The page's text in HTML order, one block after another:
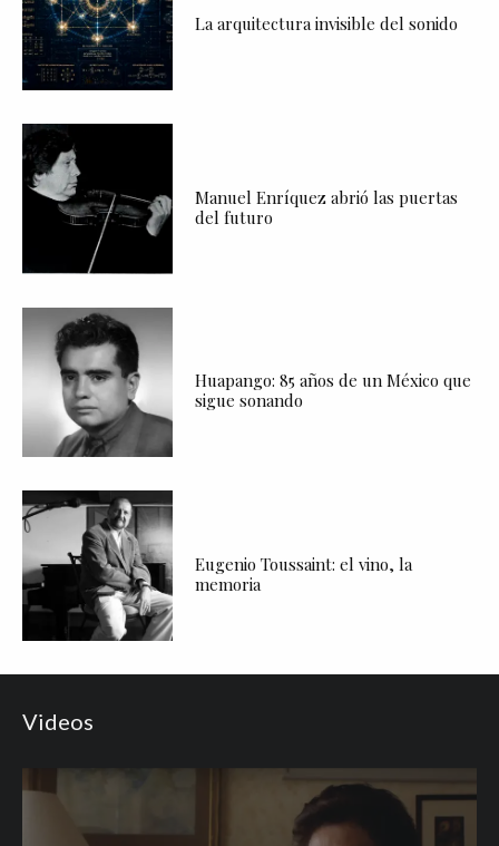
La arquitectura invisible del sonido
Manuel Enríquez abrió las puertas
del futuro
Huapango: 85 años de un México que
sigue sonando
Eugenio Toussaint: el vino, la
memoria
Videos